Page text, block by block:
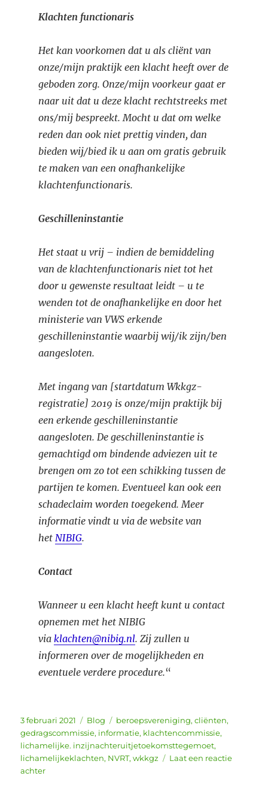
Klachten functionaris
Het kan voorkomen dat u als cliënt van
onze/mijn praktijk een klacht heeft over de
geboden zorg. Onze/mijn voorkeur gaat er
naar uit dat u deze klacht rechtstreeks met
ons/mij bespreekt. Mocht u dat om welke
reden dan ook niet prettig vinden, dan
bieden wij/bied ik u aan om gratis gebruik
te maken van een onafhankelijke
klachtenfunctionaris.
Geschilleninstantie
Het staat u vrij – indien de bemiddeling
van de klachtenfunctionaris niet tot het
door u gewenste resultaat leidt – u te
wenden tot de onafhankelijke en door het
ministerie van VWS erkende
geschilleninstantie waarbij wij/ik zijn/ben
aangesloten.
Met ingang van [startdatum Wkkgz-
registratie] 2019 is onze/mijn praktijk bij
een erkende geschilleninstantie
aangesloten. De geschilleninstantie is
gemachtigd om bindende adviezen uit te
brengen om zo tot een schikking tussen de
partijen te komen. Eventueel kan ook een
schadeclaim worden toegekend. Meer
informatie vindt u via de website van
het NIBIG.
Contact
Wanneer u een klacht heeft kunt u contact
opnemen met het NIBIG
via klachten@nibig.nl. Zij zullen u
informeren over de mogelijkheden en
eventuele verdere procedure.“
Geplaatst
op
3 februari 2021 Categorieën
Blog Tags
beroepsvereniging,cliënten,
gedragscommissie, informatie, klachtencommissie,
lichamelijke. inzijnachteruitjetoekomsttegemoet,
lichamelijkeklachten, NVRT,wkkgz
Laat een reactie
achterop